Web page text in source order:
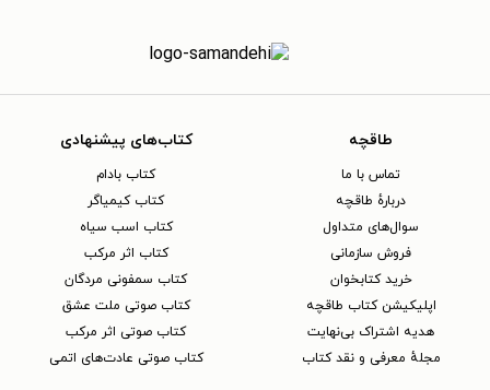
طاقچه
تماس با ما
دربارهٔ طاقچه
سوال‌های متداول
فروش سازمانی
خرید کتابخوان
اپلیکیشن کتاب طاقچه
هدیه اشتراک بی‌نهایت
مجلهٔ معرفی و نقد کتاب
کتاب‌های پیشنهادی
کتاب بادام
کتاب کیمیاگر
کتاب اسب سیاه
کتاب اثر مرکب
کتاب سمفونی مردگان
کتاب صوتی ملت عشق
کتاب صوتی اثر مرکب
کتاب صوتی عادت‌های اتمی